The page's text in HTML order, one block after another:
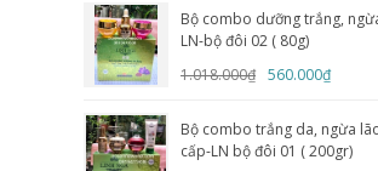
Bộ combo dưỡng trắng,
LN-bộ đôi 02 ( 80g)
1.018.000₫ 560.000₫
Bộ combo trắng da, ngừa
cấp-LN bộ đôi 01 ( 200gr)